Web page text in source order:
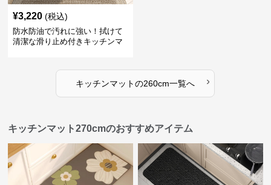
¥3,220 (税込)
防水防油で汚れに強い！拭けて
清潔な滑り止め付きキッチンマ
キッチンマットの260cm一覧へ ›
キッチンマット270cmのおすすめアイテム